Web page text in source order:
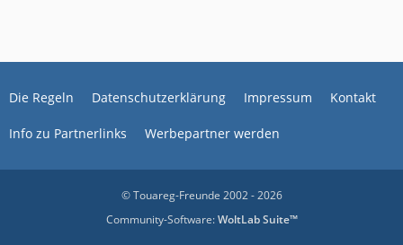
Die Regeln Datenschutzerklärung Impressum Kontakt
Info zu Partnerlinks Werbepartner werden
© Touareg-Freunde 2002 - 2026
Community-Software:WoltLab Suite™